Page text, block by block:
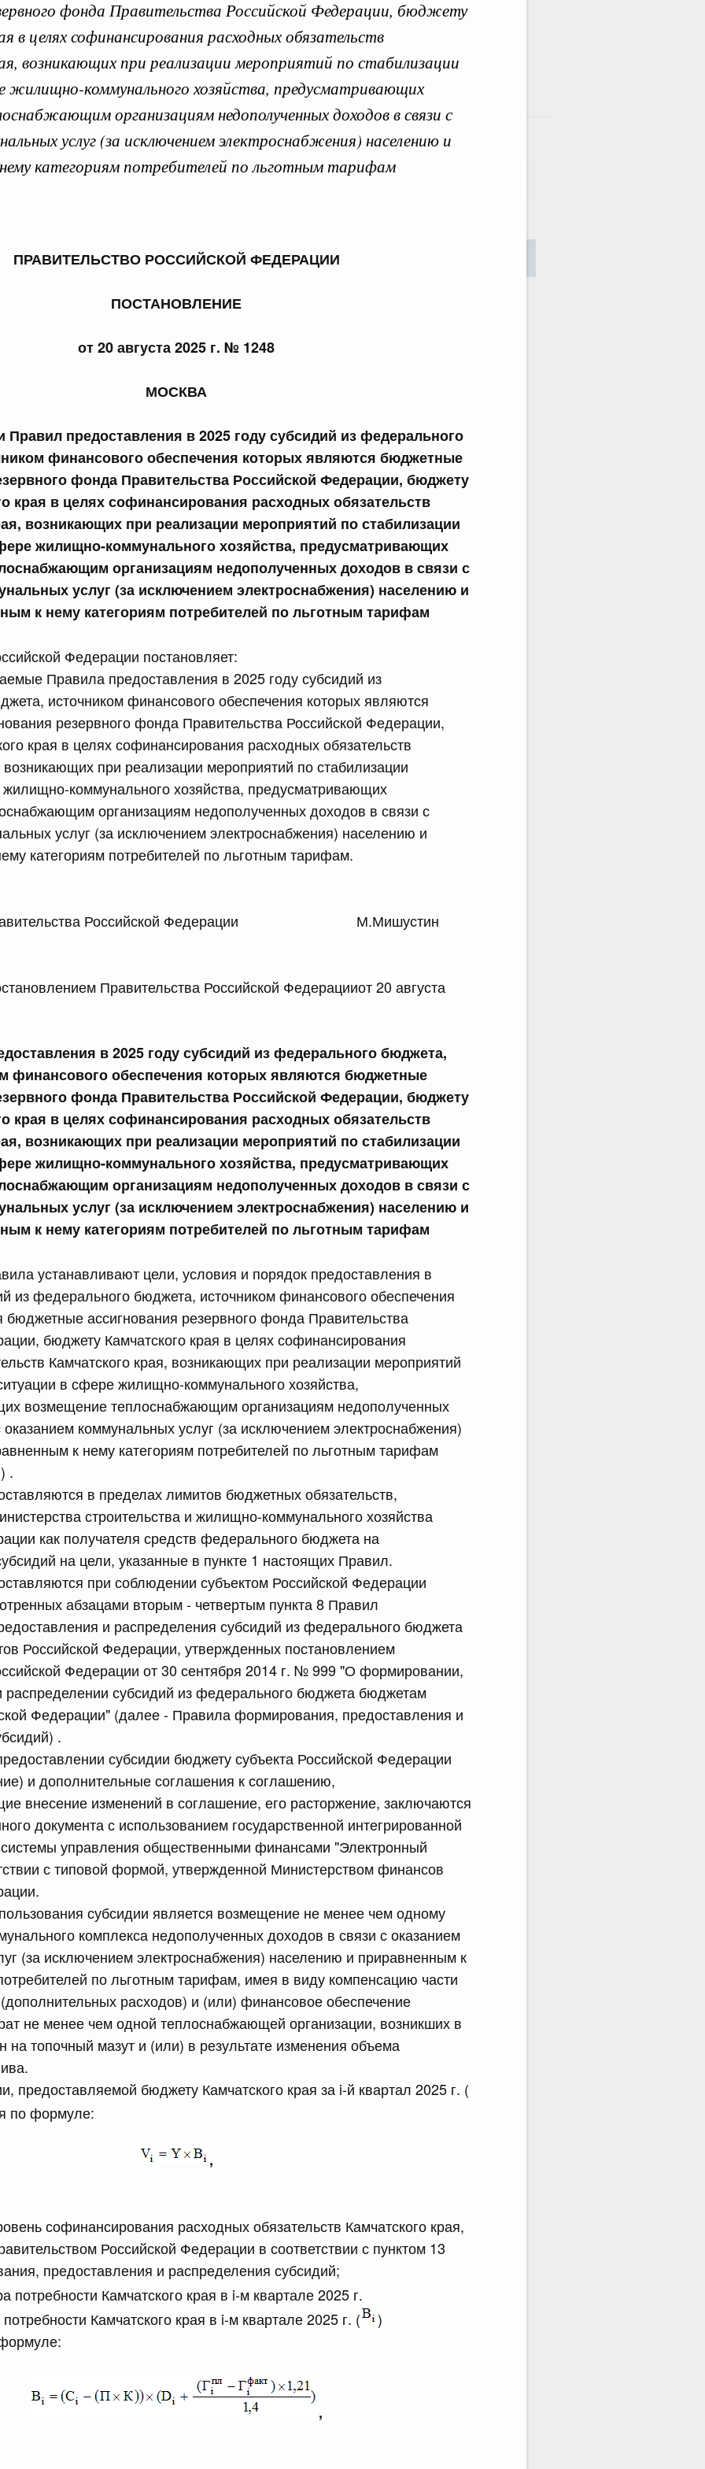
фонда Правительства Российской Федерации, бюджету
в целях софинансирования расходных обязательств
возникающих при реализации мероприятий по стабилизации
жилищно-коммунального хозяйства, предусматривающих
организациям недополученных доходов в связи с
услуг (за исключением электроснабжения) населению и
категориям потребителей по льготным тарифам
ПРАВИТЕЛЬСТВО РОССИЙСКОЙ ФЕДЕРАЦИИ
ПОСТАНОВЛЕНИЕ
от 20 августа 2025 г. № 1248
МОСКВА
Правил предоставления в 2025 году субсидий из федерального
финансового обеспечения которых являются бюджетные
фонда Правительства Российской Федерации, бюджету
края в целях софинансирования расходных обязательств
возникающих при реализации мероприятий по стабилизации
жилищно-коммунального хозяйства, предусматривающих
организациям недополученных доходов в связи с
услуг (за исключением электроснабжения) населению и
к нему категориям потребителей по льготным тарифам
Федерации постановляет:
Правила предоставления в 2025 году субсидий из
источником финансового обеспечения которых являются
резервного фонда Правительства Российской Федерации,
края в целях софинансирования расходных обязательств
возникающих при реализации мероприятий по стабилизации
коммунального хозяйства, предусматривающих
организациям недополученных доходов в связи с
услуг (за исключением электроснабжения) населению и
категориям потребителей по льготным тарифам.
Правительства Российской Федерации М.Мишустин
Правительства Российской Федерацииот 20 августа
в 2025 году субсидий из федерального бюджета,
финансового обеспечения которых являются бюджетные
фонда Правительства Российской Федерации, бюджету
края в целях софинансирования расходных обязательств
возникающих при реализации мероприятий по стабилизации
жилищно-коммунального хозяйства, предусматривающих
организациям недополученных доходов в связи с
услуг (за исключением электроснабжения) населению и
к нему категориям потребителей по льготным тарифам
устанавливают цели, условия и порядок предоставления в
из федерального бюджета, источником финансового обеспечения
бюджетные ассигнования резервного фонда Правительства
бюджету Камчатского края в целях софинансирования
Камчатского края, возникающих при реализации мероприятий
в сфере жилищно-коммунального хозяйства,
возмещение теплоснабжающим организациям недополученных
коммунальных услуг (за исключением электроснабжения)
к нему категориям потребителей по льготным тарифам
.
в пределах лимитов бюджетных обязательств,
строительства и жилищно-коммунального хозяйства
как получателя средств федерального бюджета на
на цели, указанные в пункте 1 настоящих Правил.
при соблюдении субъектом Российской Федерации
абзацами вторым - четвертым пункта 8 Правил
и распределения субсидий из федерального бюджета
Российской Федерации, утвержденных постановлением
Федерации от 30 сентября 2014 г. № 999 "О формировании,
распределении субсидий из федерального бюджета бюджетам
Федерации" (далее - Правила формирования, предоставления и
.
субсидии бюджету субъекта Российской Федерации
и дополнительные соглашения к соглашению,
внесение изменений в соглашение, его расторжение, заключаются
документа с использованием государственной интегрированной
управления общественными финансами "Электронный
с типовой формой, утвержденной Министерством финансов
субсидии является возмещение не менее чем одному
комплекса недополученных доходов в связи с оказанием
(за исключением электроснабжения) населению и приравненным к
по льготным тарифам, имея в виду компенсацию части
расходов) и (или) финансовое обеспечение
не менее чем одной теплоснабжающей организации, возникших в
на топочный мазут и (или) в результате изменения объема
предоставляемой бюджету Камчатского края за i-й квартал 2025 г. (
по формуле:
,
софинансирования расходных обязательств Камчатского края,
Российской Федерации в соответствии с пунктом 13
предоставления и распределения субсидий;
потребности Камчатского края в i-м квартале 2025 г.
Камчатского края в i-м квартале 2025 г. (
)
,
к ним Поиск по всем документам
Номер
Федерации от 24.07.2026 г. № 933
июля, четверг
Федерации от 23.07.2026 г. № 927
изменений в Соглашение о единых принципах и
(изделий медицинского назначения и медицинской
союза от 23 декабря 2014 года
Федерации от 23.07.2026 г. № 926
Правительством Российской Федерации и
трудовой деятельности граждан одного
Федерации от 23.07.2026 г. № 928
Российской Федерации от 20 июля 2011 г.
Федерации от 23.07.2026 г. № 929
Российской Федерации от 24 декабря 2021
Федерации от 22.07.2026 г. № 921
Российской Федерации от 30 ноября 2022
Федерации от 22.07.2026 г. № 924
Российской Федерации от 28 марта 2026 г.
Федерации от 22.07.2026 г. № 925
Российской Федерации
Федерации от 22.07.2026 г. № 922
июля, вторник
Федерации от 21.07.2026 г. № 917
Российской Федерации от 27 октября 2021
Федерации от 21.07.2026 г. № 916
Российской Федерации от 25 ноября 2025
Федерации от 21.07.2026 г. № 918
Российской Федерации от 29 июня 2021 г.
Федерации от 21.07.2026 г. № 920
Российской Федерации от 30 сентября
Федерации от 21.07.2026 г. № 919
Российской Федерации от 12 марта 2022 г.
понедельник
Федерации от 20.07.2026 г. № 915
Российской Федерации от 1 декабря 2021
июля, суббота
Федерации от 18.07.2026 г. № 906
Российской Федерации от 27 апреля 2024
Федерации от 18.07.2026 г. № 904
Федерации от 18.07.2026 г. № 909
Российской Федерации от 17 февраля
Федерации от 18.07.2026 г. № 908
детективом Федеральной службы войск
(территориального органа), предоставившей
деятельности, о заключении договора на
сыскных услуг
Федерации от 18.07.2026 г. № 910